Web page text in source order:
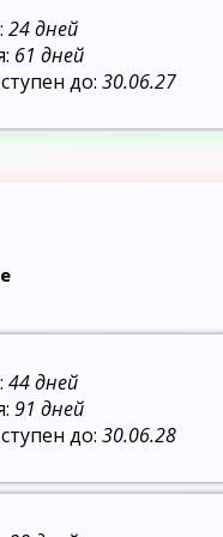
24 дней
61 дней
до: 30.06.27
44 дней
91 дней
до: 30.06.28